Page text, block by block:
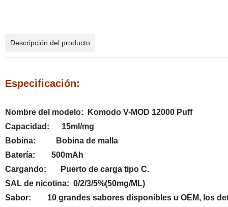
Descripción del producto
Especificación:
Nombre del modelo: Komodo V-MOD 12000 Puff
Capacidad: 15ml/mg
Bobina: Bobina de malla
Batería: 500mAh
Cargando: Puerto de carga tipo C.
SAL de nicotina: 0/2/3/5%(50mg/
Sabor: 10 grandes sabores disponibles u OEM, los